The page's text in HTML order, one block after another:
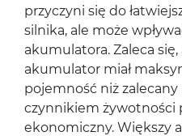
przyczyni się do
silnika, ale może
akumulatora. Zaleca
akumulator miał
pojemność niż
czynnikiem żywotności
ekonomiczny. Większy